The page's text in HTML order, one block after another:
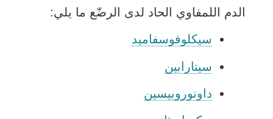
الدم اللمفاوي الحاد لدى الرضّع ما يلي:
سيكلوفوسفاميد
سيتارابين
داونوروبيسين